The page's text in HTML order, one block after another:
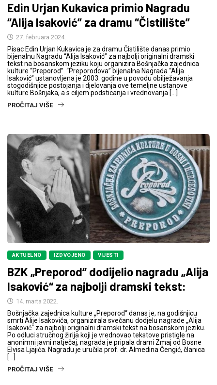
Edin Urjan Kukavica primio Nagradu
“Alija Isaković” za dramu “Čistilište”
27. februara 2024.
Pisac Edin Urjan Kukavica je za dramu Čistilište danas primio
bijenalnu Nagradu “Alija Isaković” za najbolji originalni dramski
tekst na bosanskom jeziku koju organizira Bošnjačka zajednica
kulture “Preporod”. “Preporodova” bijenalna Nagrada “Alija
Isaković” ustanovljena je 2003. godine u povodu obilježavanja
stogodišnjice postojanja i djelovanja ove temeljne ustanove
kulture Bošnjaka, a s ciljem podsticanja i vrednovanja […]
PROČITAJ VIŠE
AKTUELNO IZDVOJENO VIJESTI
BZK „Preporod“ dodijelio nagradu „Alija
Isaković“ za najbolji dramski tekst:
14. marta 2022.
Bošnjačka zajednica kulture „Preporod“ danas je, na godišnjicu
smrti Alije Isakovića, organizirala svečanu dodjelu nagrade „Alija
Isaković“ za najbolji originalni dramski tekst na bosanskom jeziku.
Po odluci stručnog žirija koji je vrednovao tekstove pristigle na
anonimni javni natječaj, nagrada je pripala drami Zmaj od Bosne
Elvisa Ljajića. Nagradu je uručila prof. dr. Almedina Čengić, članica
[…]
PROČITAJ VIŠE